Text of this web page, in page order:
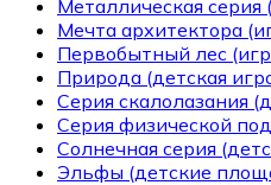
Металлическая серия
Мечта архитектора
Первобытный лес
Природа (детская
Серия скалолазания
Серия физической
Солнечная серия
Эльфы (детские